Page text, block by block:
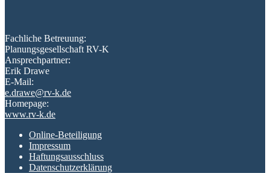
Fachliche Betreuung:
Planungsgesellschaft RV-K
Ansprechpartner:
Erik Drawe
E-Mail:
e.drawe@rv-k.de
Homepage:
www.rv-k.de
Online-Beteiligung
Impressum
Haftungsausschluss
Datenschutzerklärung